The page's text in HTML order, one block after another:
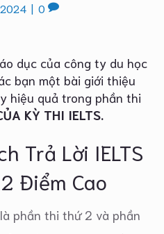
2024 | 0
dục của công ty du học
bạn một bài giới thiệu
hiệu quả trong phần thi
KỲ THI IELTS.
Trả Lời IELTS
Điểm Cao
là phần thi thứ 2 và phần